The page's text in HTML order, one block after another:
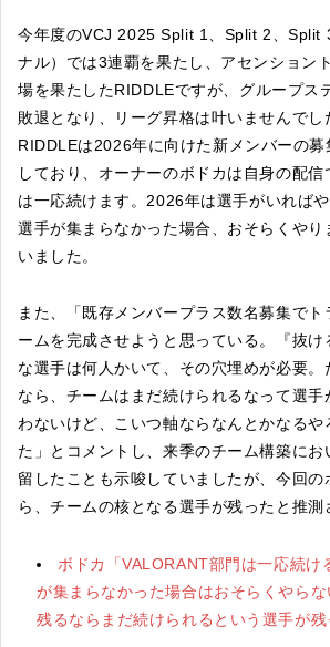
今年度のVCJ 2025 Split 1、Split 2、Split
ナル）では3連覇を果たし、アセンション
場を果たしたRIDDLEですが、グループス
敗退となり、リーグ昇格は叶いませんでし
RIDDLEは2026年に向けた新メンバーの募
しており、オーナーのボドカは自身の配信
は一応続けます。2026年は選手がいれば
選手が集まらなかった場合、おそらくやり
いました。
また、「既存メンバープラス数名募集でト
ームを完成させようと思っている。『抜け
な選手は何人かいて、その穴埋めが必要。
なら、チームはまだ続けられるなって選手
わないけど、こいつ軸ならなんとかなるや
た」とコメントし、来季のチーム構築にお
留したことも示唆していましたが、今回の
ら、チームの核となる選手が残ったと推測
ボドカ「VALORANT部門は一応続け
が集まらなかった場合はおそらくやら
残るならまだ続けられるという選手が残